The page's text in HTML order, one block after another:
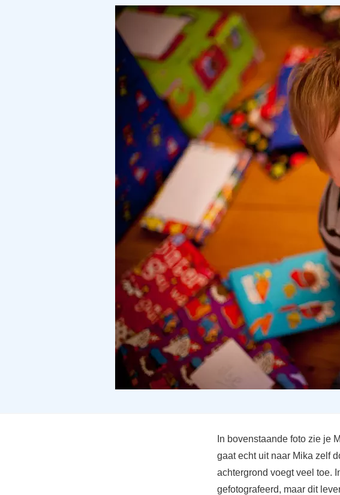
In bovenstaande foto zie je
gaat echt uit naar Mika zelf
achtergrond voegt veel toe.
gefotografeerd, maar dit